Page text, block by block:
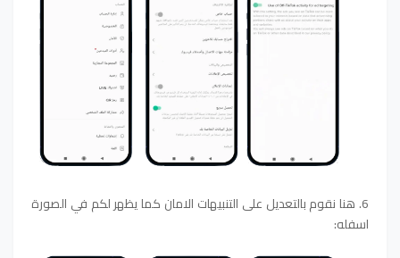
6. هنا نقوم بالتعديل على التنبيهات الامان
كما يظهر لكم في الصورة
اسفله: